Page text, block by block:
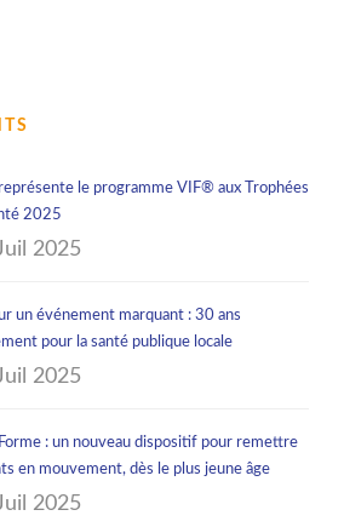
le programme VIF® aux Trophées
2025
2025
un événement marquant : 30 ans
pour la santé publique locale
2025
Forme : un nouveau dispositif pour remettre
en mouvement, dès le plus jeune âge
2025